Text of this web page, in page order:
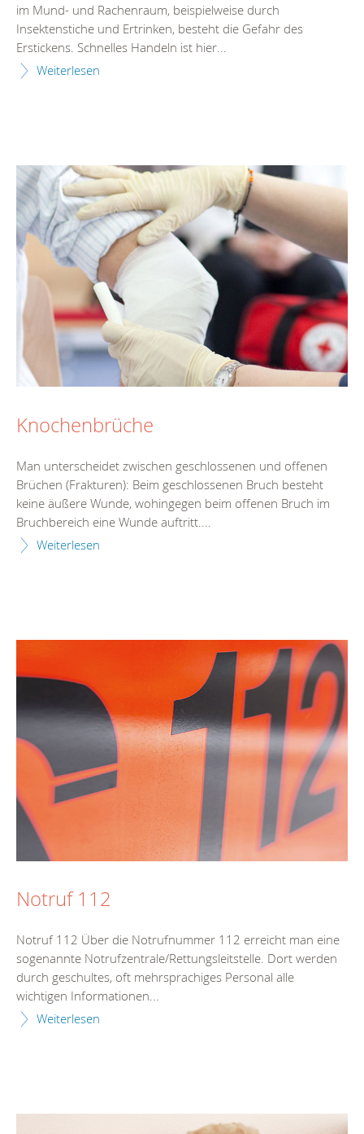
im Mund- und Rachenraum, beispielweise durch
Insektenstiche und Ertrinken, besteht die Gefahr des
Erstickens. Schnelles Handeln ist hier...
Weiterlesen
Knochenbrüche
Man unterscheidet zwischen geschlossenen und offenen
Brüchen (Frakturen): Beim geschlossenen Bruch besteht
keine äußere Wunde, wohingegen beim offenen Bruch im
Bruchbereich eine Wunde auftritt....
Weiterlesen
Notruf 112
Notruf 112 Über die Notrufnummer 112 erreicht man eine
sogenannte Notrufzentrale/Rettungsleitstelle. Dort werden
durch geschultes, oft mehrsprachiges Personal alle
wichtigen Informationen...
Weiterlesen